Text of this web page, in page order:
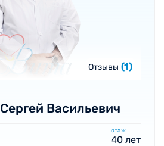
Отзывы (1)
Васильевич
стаж
40 лет